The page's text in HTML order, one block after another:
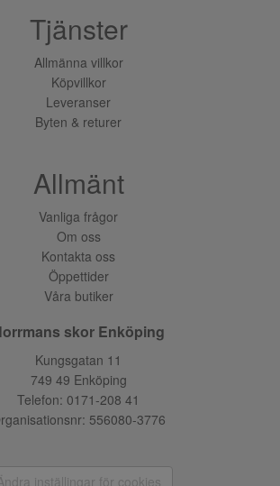
Tjänster
Allmänna villkor
Köpvillkor
Leveranser
Byten & returer
Allmänt
Vanliga frågor
Om oss
Kontakta oss
Öppettider
Våra butiker
skor Enköping
Kungsgatan 11
749 49 Enköping
Telefon: 0171-208 41
556080-3776
inställingar för cookies